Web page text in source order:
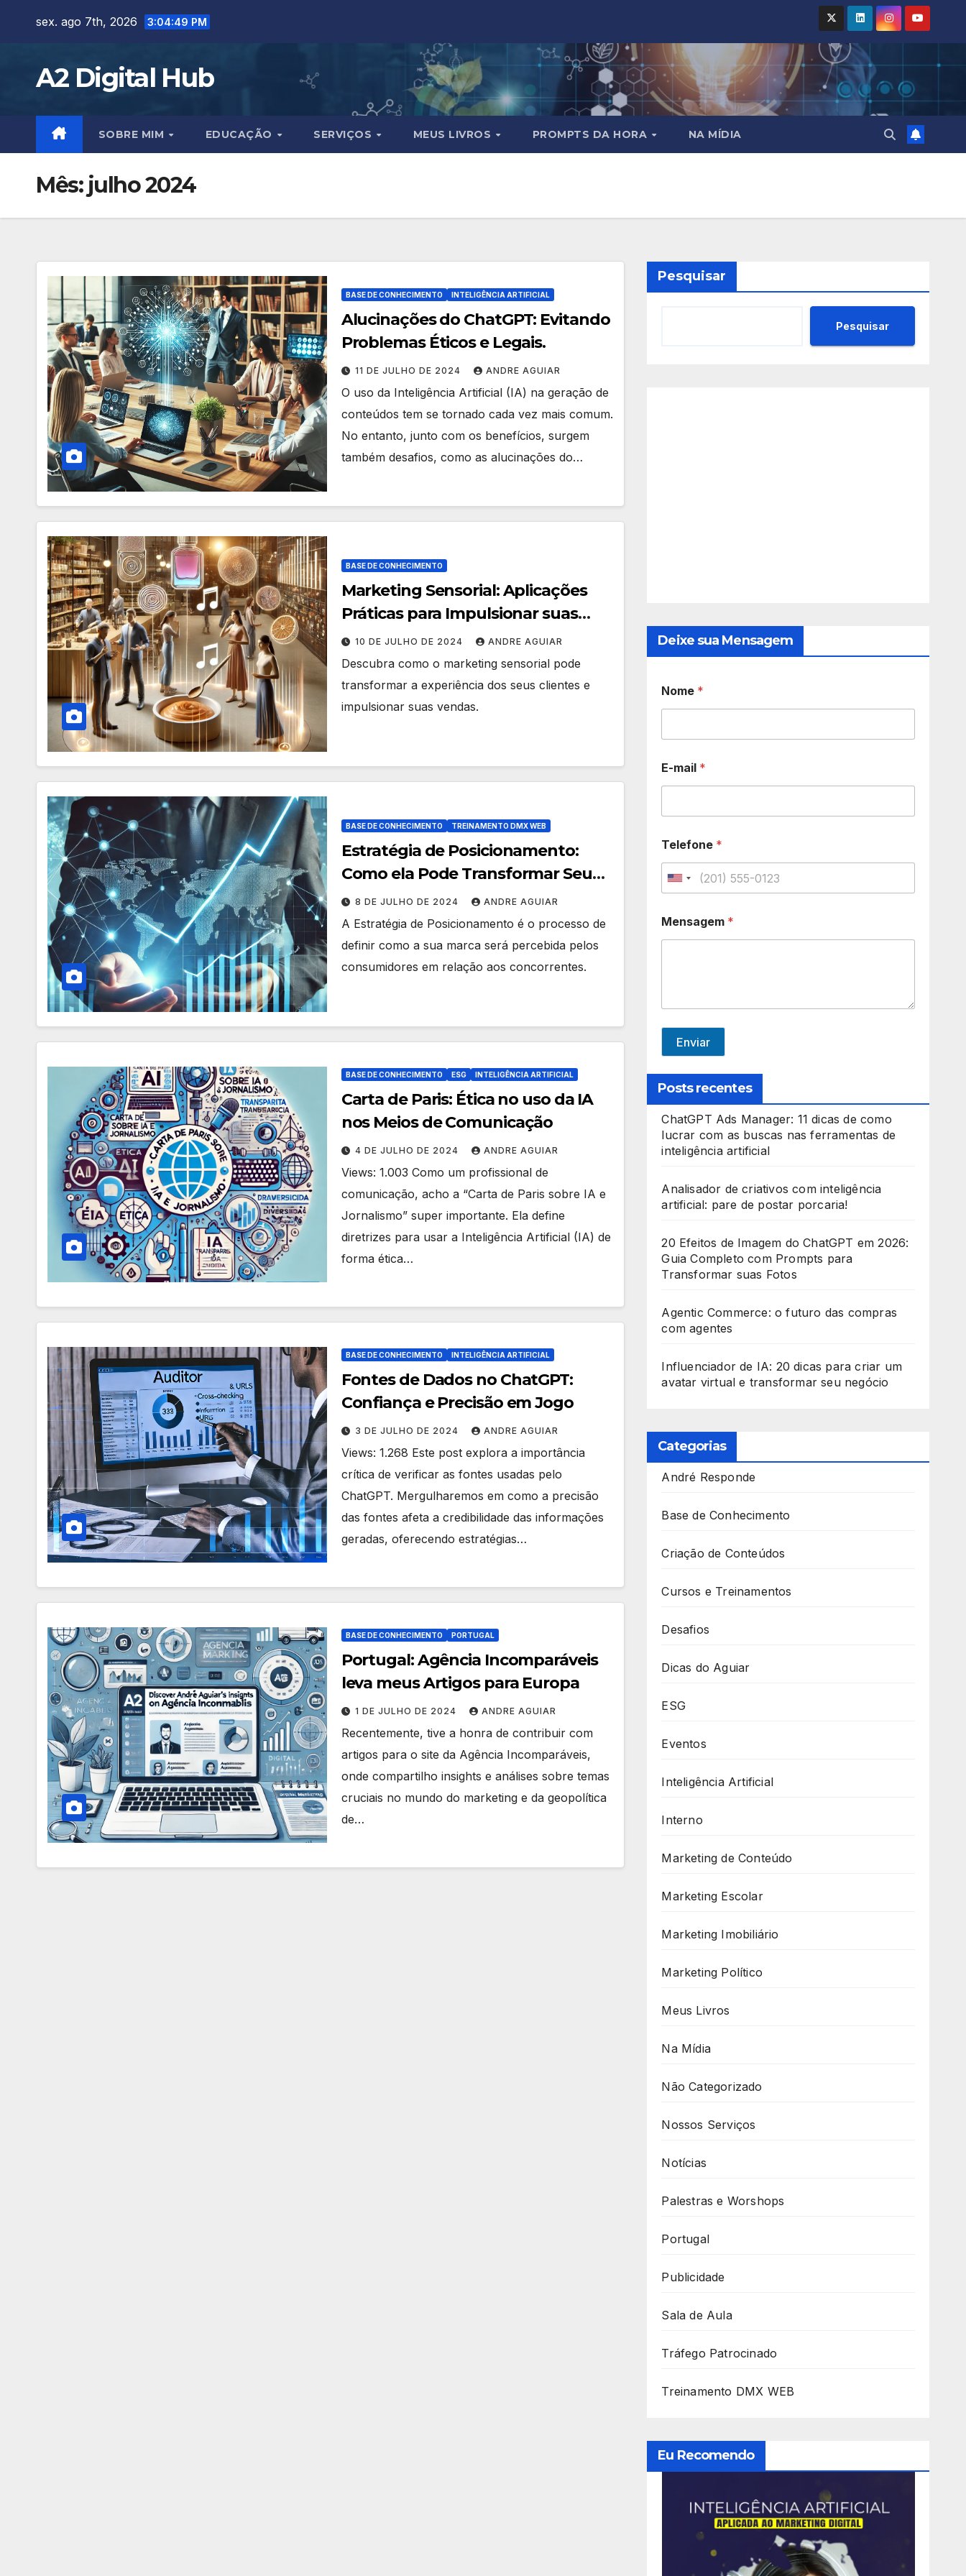
sex. ago 7th, 2026 3:04:51 PM
A2 Digital Hub
SOBRE MIM EDUCAÇÃO SERVIÇOS MEUS LIVROS PROMPTS DA HORA NA MÍDIA
Mês: julho 2024
BASE DE CONHECIMENTO INTELIGÊNCIA ARTIFICIAL
Alucinações do ChatGPT: Evitando
Problemas Éticos e Legais.
11 DE JULHO DE 2024 ANDRE AGUIAR
O uso da Inteligência Artificial (IA) na geração de
conteúdos tem se tornado cada vez mais comum.
No entanto, junto com os benefícios, surgem
também desafios, como as alucinações do…
BASE DE CONHECIMENTO
Marketing Sensorial: Aplicações
Práticas para Impulsionar suas
vendas
10 DE JULHO DE 2024 ANDRE AGUIAR
Descubra como o marketing sensorial pode
transformar a experiência dos seus clientes e
impulsionar suas vendas.
BASE DE CONHECIMENTO TREINAMENTO DMX WEB
Estratégia de Posicionamento:
Como ela Pode Transformar Seu
Negócio?
8 DE JULHO DE 2024 ANDRE AGUIAR
A Estratégia de Posicionamento é o processo de
definir como a sua marca será percebida pelos
consumidores em relação aos concorrentes.
BASE DE CONHECIMENTO ESG INTELIGÊNCIA ARTIFICIAL
Carta de Paris: Ética no uso da IA
nos Meios de Comunicação
4 DE JULHO DE 2024 ANDRE AGUIAR
Views: 1.003 Como um profissional de
comunicação, acho a “Carta de Paris sobre IA e
Jornalismo” super importante. Ela define
diretrizes para usar a Inteligência Artificial (IA) de
forma ética…
BASE DE CONHECIMENTO INTELIGÊNCIA ARTIFICIAL
Fontes de Dados no ChatGPT:
Confiança e Precisão em Jogo
3 DE JULHO DE 2024 ANDRE AGUIAR
Views: 1.268 Este post explora a importância
crítica de verificar as fontes usadas pelo
ChatGPT. Mergulharemos em como a precisão
das fontes afeta a credibilidade das informações
geradas, oferecendo estratégias…
BASE DE CONHECIMENTO PORTUGAL
Portugal: Agência Incomparáveis
leva meus Artigos para Europa
1 DE JULHO DE 2024 ANDRE AGUIAR
Recentemente, tive a honra de contribuir com
artigos para o site da Agência Incomparáveis,
onde compartilho insights e análises sobre temas
cruciais no mundo do marketing e da geopolítica
de…
Pesquisar
Pesquisar
Deixe sua Mensagem
Nome *
E-mail *
Telefone *
U
i
a
s
+
Mensagem *
Enviar
Posts recentes
ChatGPT Ads Manager: 11 dicas de como
lucrar com as buscas nas ferramentas de
inteligência artificial
Analisador de criativos com inteligência
artificial: pare de postar porcaria!
20 Efeitos de Imagem do ChatGPT em 2026:
Guia Completo com Prompts para
Transformar suas Fotos
Agentic Commerce: o futuro das compras
com agentes
Influenciador de IA: 20 dicas para criar um
avatar virtual e transformar seu negócio
Categorias
André Responde
Base de Conhecimento
Criação de Conteúdos
Cursos e Treinamentos
Desafios
Dicas do Aguiar
ESG
Eventos
Inteligência Artificial
Interno
Marketing de Conteúdo
Marketing Escolar
Marketing Imobiliário
Marketing Político
Meus Livros
Na Mídia
Não Categorizado
Nossos Serviços
Notícias
Palestras e Worshops
Portugal
Publicidade
Sala de Aula
Tráfego Patrocinado
Treinamento DMX WEB
Eu Recomendo